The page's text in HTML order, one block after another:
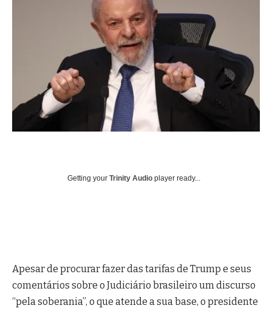
Getting your Trinity Audio player ready...
Apesar de procurar fazer das tarifas de Trump e seus
comentários sobre o Judiciário brasileiro um discurso
“pela soberania”, o que atende a sua base, o presidente